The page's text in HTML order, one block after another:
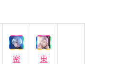
密 東